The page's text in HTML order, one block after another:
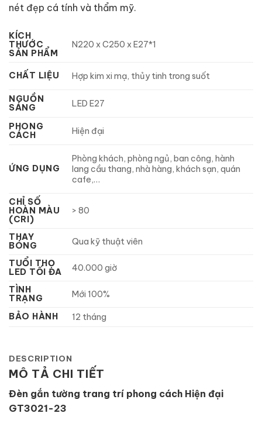
nét đẹp cá tính và thẩm mỹ.
KÍCH
THƯỚC
SẢN PHẨM
N220 x C250 x E27*1
CHẤT LIỆU Hợp kim xi mạ, thủy tinh trong suốt
NGUỒN
SÁNG
LED E27
PHONG
CÁCH
Hiện đại
ỨNG DỤNG
Phòng khách, phòng ngủ, ban công, hành
lang cầu thang, nhà hàng, khách sạn, quán
cafe,…
CHỈ SỐ
HOÀN MÀU
(CRI)
> 80
THAY
BÓNG
Qua kỹ thuật viên
TUỔI THỌ
LED TỐI ĐA
40.000 giờ
TÌNH
TRẠNG
Mới 100%
BẢO HÀNH 12 tháng
DESCRIPTION
MÔ TẢ CHI TIẾT
Đèn gắn tường trang trí phong cách Hiện đại
GT3021-23